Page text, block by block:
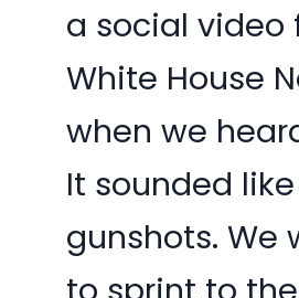
a social video
White House
when we
It sounded
gunshots. We